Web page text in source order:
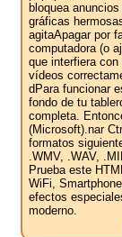
bloquea
gráficas
agitaApagar por
computadora (o
que interfiera
vídeos
dPara funcionar
fondo de tu
completa.
(Microsoft).nar
formatos
.WMV, .WAV,
Prueba este
WiFi,
efectos
moderno.